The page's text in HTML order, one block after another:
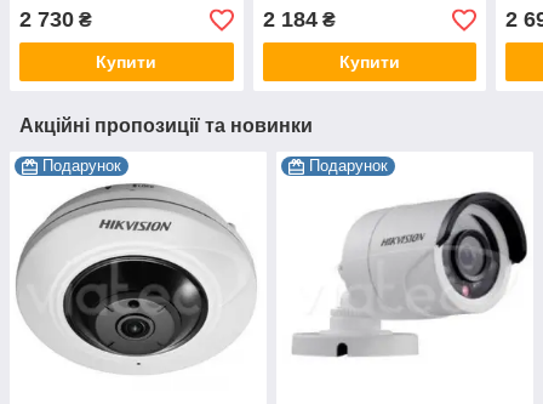
2 730 ₴
Купити
2 184₴
Купити
2
Акційні пропозиції та новинки
Подарунок Подарунок